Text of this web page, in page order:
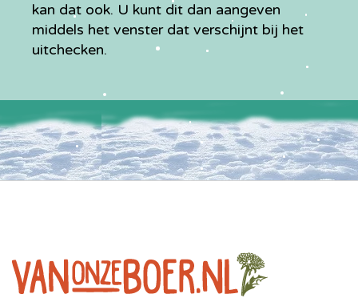
kan dat ook. U kunt dit dan aangeven
middels het venster dat verschijnt bij het
uitchecken.